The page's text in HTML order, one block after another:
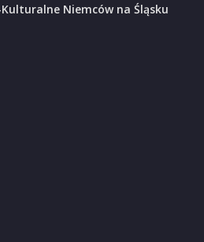
Niemców na Śląsku